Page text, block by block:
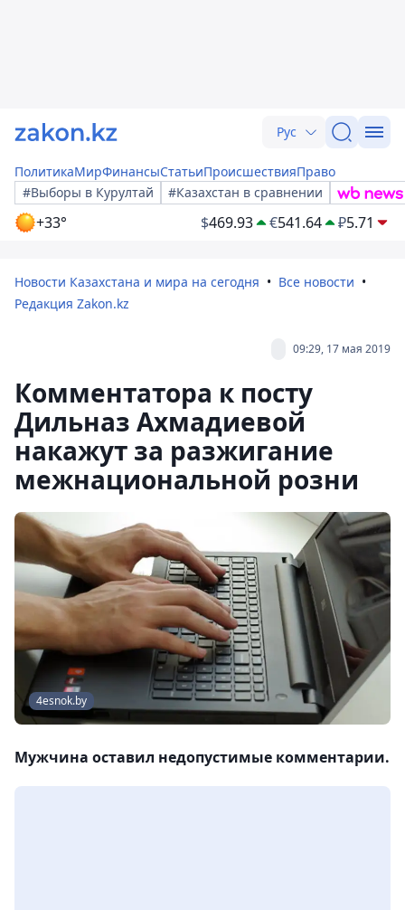
Рус
ПолитикаМирФинансыСтатьиПроисшествияПраво
#Выборы в Курултай
#Казахстан в сравнении
+33° $469.93 €541.64 ₽5.71
Новости Казахстана и мира на сегодня
Все новости
Редакция Zakon.kz
09:29, 17 мая 2019
Комментатора к посту
Дильназ Ахмадиевой
накажут за разжигание
межнациональной розни
4esnok.by
Мужчина оставил недопустимые комментарии.